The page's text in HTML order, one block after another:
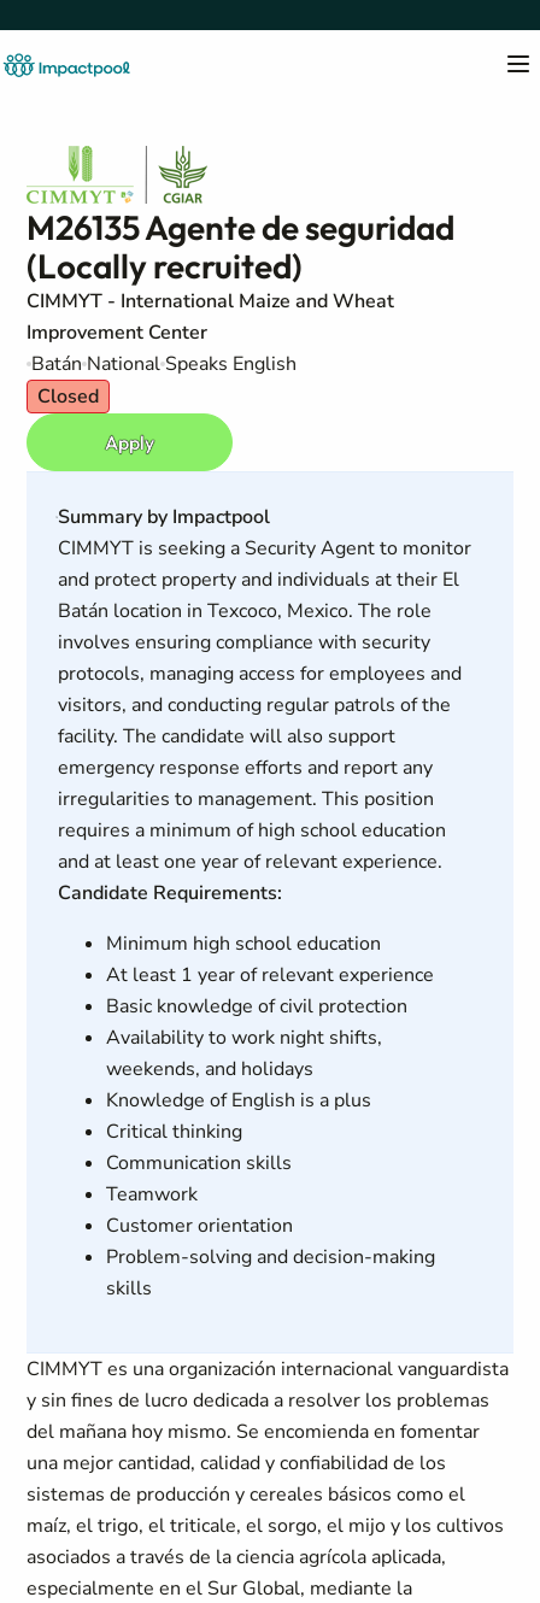
M26135 Agente de seguridad
(Locally recruited)
CIMMYT - International Maize and Wheat
Improvement Center
Batán National Speaks English
Closed
Apply
Summary by Impactpool
CIMMYT is seeking a Security Agent to monitor
and protect property and individuals at their El
Batán location in Texcoco, Mexico. The role
involves ensuring compliance with security
protocols, managing access for employees and
visitors, and conducting regular patrols of the
facility. The candidate will also support
emergency response efforts and report any
irregularities to management. This position
requires a minimum of high school education
and at least one year of relevant experience.
Candidate Requirements:
Minimum high school education
At least 1 year of relevant experience
Basic knowledge of civil protection
Availability to work night shifts,
weekends, and holidays
Knowledge of English is a plus
Critical thinking
Communication skills
Teamwork
Customer orientation
Problem-solving and decision-making
skills
CIMMYT es una organización internacional vanguardista
y sin fines de lucro dedicada a resolver los problemas
del mañana hoy mismo. Se encomienda en fomentar
una mejor cantidad, calidad y confiabilidad de los
sistemas de producción y cereales básicos como el
maíz, el trigo, el triticale, el sorgo, el mijo y los cultivos
asociados a través de la ciencia agrícola aplicada,
especialmente en el Sur Global, mediante la